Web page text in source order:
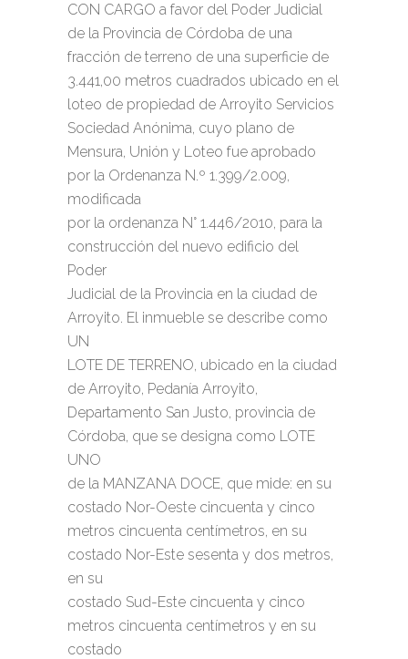
CON CARGO a favor del Poder Judicial
de la Provincia de Córdoba de una
fracción de terreno de una superficie de
3.441,00 metros cuadrados ubicado en el
loteo de propiedad de Arroyito Servicios
Sociedad Anónima, cuyo plano de
Mensura, Unión y Loteo fue aprobado
por la Ordenanza N.º 1.399/2.009,
modificada
por la ordenanza N° 1.446/2010, para la
construcción del nuevo edificio del
Poder
Judicial de la Provincia en la ciudad de
Arroyito. El inmueble se describe como
UN
LOTE DE TERRENO, ubicado en la ciudad
de Arroyito, Pedanía Arroyito,
Departamento San Justo, provincia de
Córdoba, que se designa como LOTE
UNO
de la MANZANA DOCE, que mide: en su
costado Nor-Oeste cincuenta y cinco
metros cincuenta centímetros, en su
costado Nor-Este sesenta y dos metros,
en su
costado Sud-Este cincuenta y cinco
metros cincuenta centímetros y en su
costado